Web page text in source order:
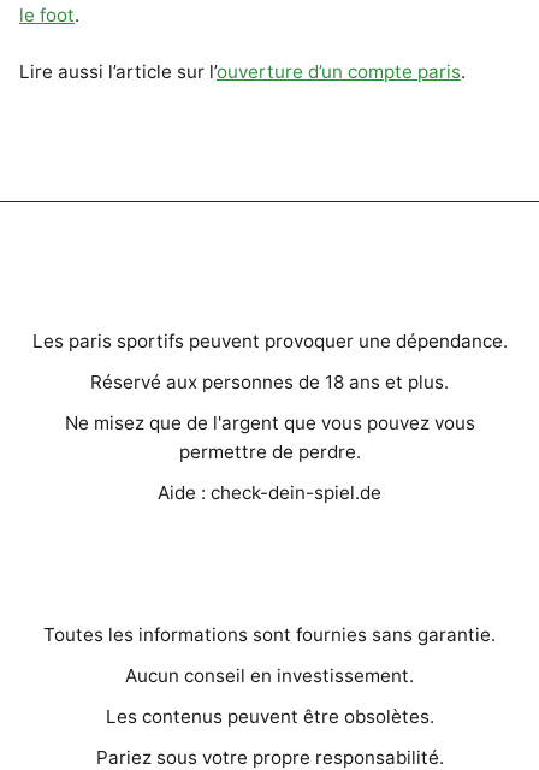
le foot.
Lire aussi l’article sur l’ouverture d’un compte paris.
Les paris sportifs peuvent provoquer une dépendance.
Réservé aux personnes de 18 ans et plus.
Ne misez que de l'argent que vous pouvez vous
permettre de perdre.
Aide : check-dein-spiel.de
Toutes les informations sont fournies sans garantie.
Aucun conseil en investissement.
Les contenus peuvent être obsolètes.
Pariez sous votre propre responsabilité.